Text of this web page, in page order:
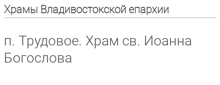
Храмы Владивостокской епархии
п. Трудовое. Храм св. Иоанна
Богослова